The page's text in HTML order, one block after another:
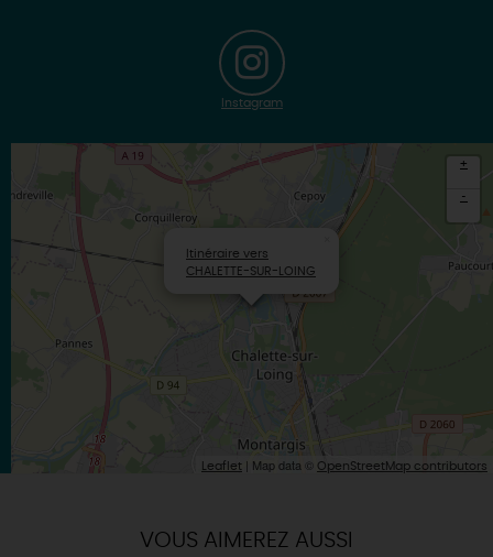
Instagram
Itinéraire vers
CHALETTE-SUR-LOING
+
-
Leaflet | Map data © OpenStreetMap contributors
VOUS AIMEREZ AUSSI